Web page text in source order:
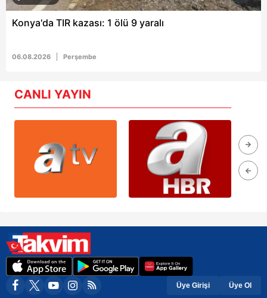
Konya'da TIR kazası: 1 ölü 9 yaralı
06.08.2026 Perşembe
CANLI YAYIN
Üye Girişi Üye Ol